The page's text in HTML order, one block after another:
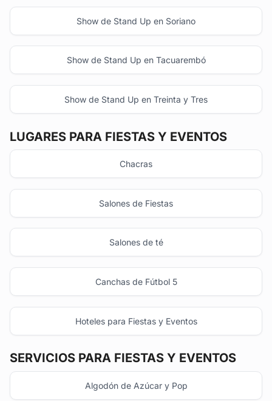
Show de Stand Up en Soriano
Show de Stand Up en Tacuarembó
Show de Stand Up en Treinta y Tres
LUGARES PARA FIESTAS Y EVENTOS
Chacras
Salones de Fiestas
Salones de té
Canchas de Fútbol 5
Hoteles para Fiestas y Eventos
SERVICIOS PARA FIESTAS Y EVENTOS
Algodón de Azúcar y Pop